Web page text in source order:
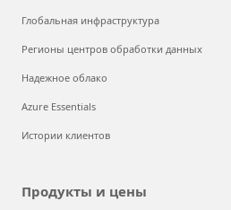
Глобальная инфраструктура
Регионы центров обработки данных
Надежное облако
Azure Essentials
Истории клиентов
Продукты и цены